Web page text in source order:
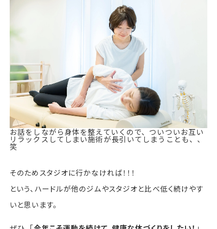
お話をしながら身体を整えていくので、ついついお互い
リラックスしてしまい施術が長引いてしまうことも、、
笑
そのためスタジオに行かなければ！！！
という、ハードルが他のジムやスタジオと比べ低く続けやす
いと思います。